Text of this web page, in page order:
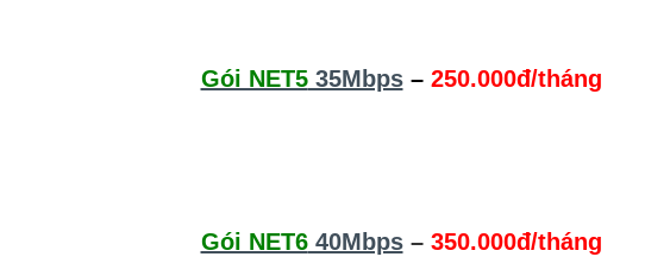
Gói NET535Mbps– 250.000đ/tháng
Gói NET640Mbps– 350.000đ/tháng